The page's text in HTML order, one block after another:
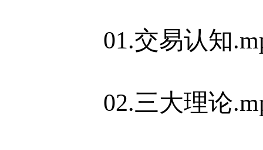
01.交易认知
02.三大理论